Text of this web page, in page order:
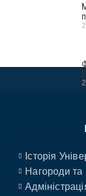
Історія
Нагороди та